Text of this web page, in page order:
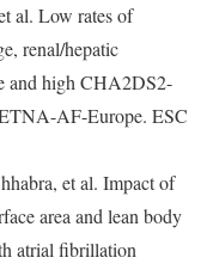
al. Low rates of
renal/hepatic
and high CHA2DS2-
AF-Europe. ESC
et al. Impact of
area and lean body
atrial fibrillation